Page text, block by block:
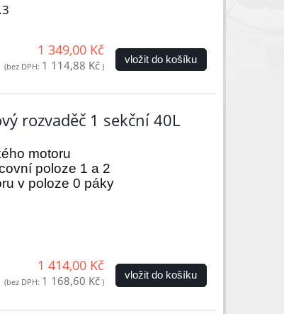
1 349,00 Kč
(bez DPH: 1 114,88 Kč)
vložit do košíku
rozvaděč 1 sekční 40L
motoru
poloze 1 a 2
v poloze 0 páky
1 414,00 Kč
(bez DPH: 1 168,60 Kč)
vložit do košíku